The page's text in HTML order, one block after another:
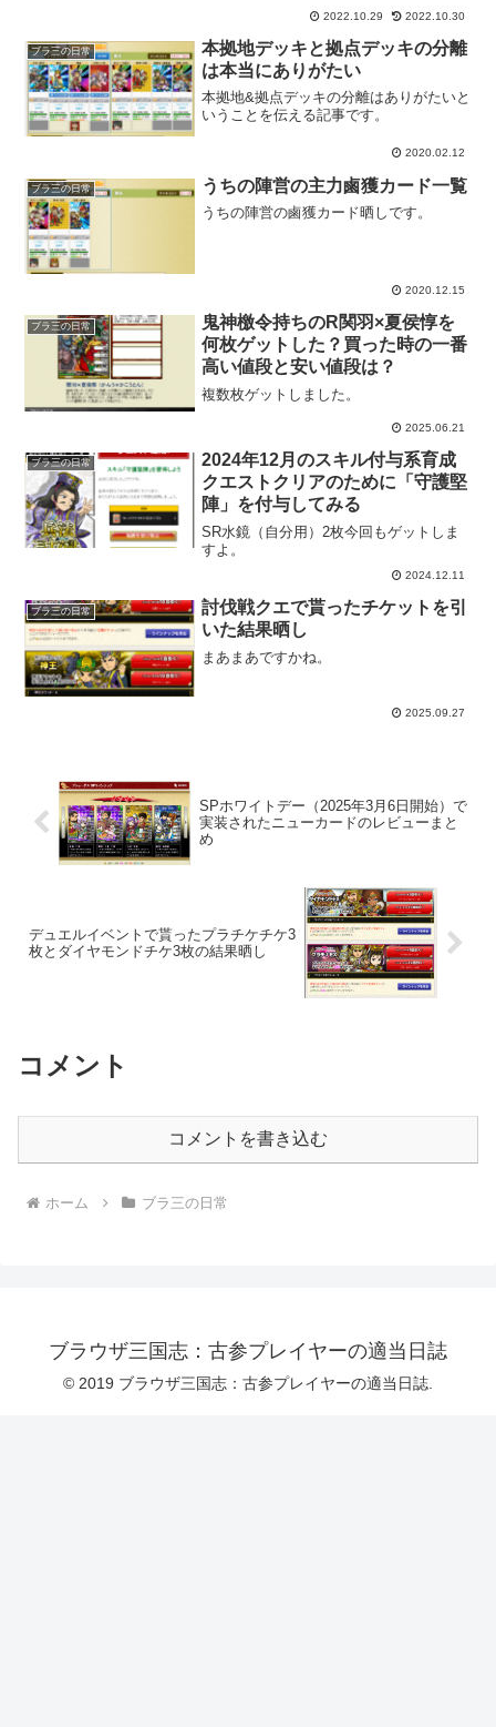
2022.10.29 2022.10.30
ブラ三の日常
本拠地デッキと拠点デッキの分離
は本当にありがたい
本拠地&拠点デッキの分離はありがたいと
いうことを伝える記事です。
2020.02.12
ブラ三の日常 うちの陣営の主力鹵獲カード一覧
うちの陣営の鹵獲カード晒しです。
2020.12.15
ブラ三の日常
鬼神檄令持ちのR関羽×夏侯惇を
何枚ゲットした？買った時の一番
高い値段と安い値段は？
複数枚ゲットしました。
2025.06.21
ブラ三の日常
2024年12月のスキル付与系育成
クエストクリアのために「守護堅
陣」を付与してみる
SR水鏡（自分用）2枚今回もゲットしま
すよ。
2024.12.11
ブラ三の日常
討伐戦クエで貰ったチケットを引
いた結果晒し
まあまあですかね。
2025.09.27
SPホワイトデー（2025年3月6日開始）で
実装されたニューカードのレビューまと
め
デュエルイベントで貰ったプラチケチケ3
枚とダイヤモンドチケ3枚の結果晒し
コメント
コメントを書き込む
ホーム ブラ三の日常
ブラウザ三国志：古参プレイヤーの適当日誌
© 2019 ブラウザ三国志：古参プレイヤーの適当日誌.